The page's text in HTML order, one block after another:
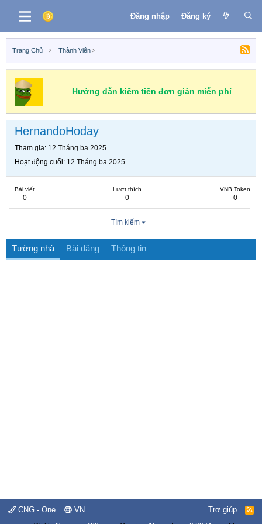
Đăng nhập Đăng ký
Trang Chủ Thành Viên
Hướng dẫn kiếm tiền đơn giản miễn phí
HernandoHoday
Tham gia 12 Tháng ba 2025
Hoạt động cuối 12 Tháng ba 2025
Bài viết
0
Lượt thích
0
VNB Token
0
Tìm kiếm
Tường nhà Bài đăng Thông tin
CNG - One VN Trợ giúp
R